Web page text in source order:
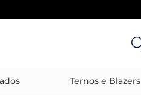
Ternos e Blazers